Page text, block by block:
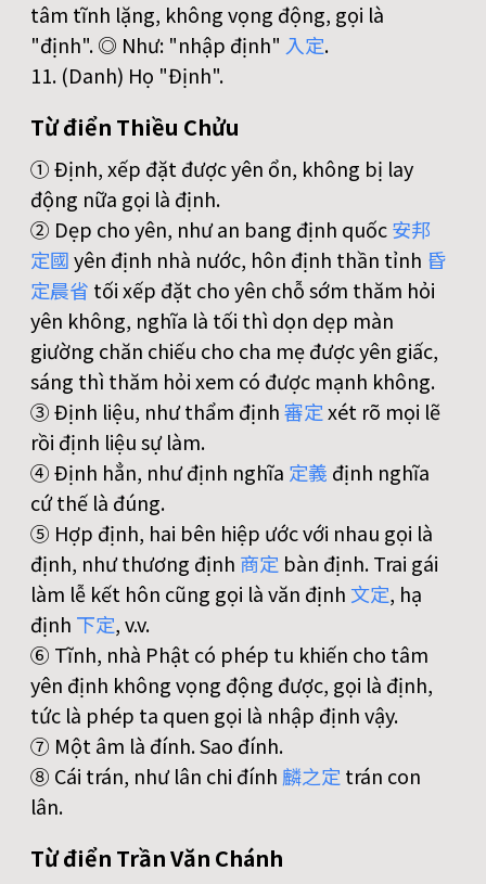
tâm tĩnh lặng, không vọng động, gọi là
"định". ◎ Như: "nhập định" 入定.
11. (Danh) Họ "Định".
Từ điển Thiều Chửu
① Ðịnh, xếp đặt được yên ổn, không bị lay
động nữa gọi là định.
② Dẹp cho yên, như an bang định quốc安邦
定國yên định nhà nước, hôn định thần tỉnh 昏
定晨省 tối xếp đặt cho yên chỗ sớm thăm hỏi
yên không, nghĩa là tối thì dọn dẹp màn
giường chăn chiếu cho cha mẹ được yên giấc,
sáng thì thăm hỏi xem có được mạnh không.
③ Ðịnh liệu, như thẩm định審定xét rõ mọi lẽ
rồi định liệu sự làm.
④ Ðịnh hẳn, như định nghĩa 定義 định nghĩa
cứ thế là đúng.
⑤ Hợp định, hai bên hiệp ước với nhau gọi là
định, như thương định 商定 bàn định. Trai gái
làm lễ kết hôn cũng gọi là văn định 文定, hạ
định 下定, v.v.
⑥ Tĩnh, nhà Phật có phép tu khiến cho tâm
yên định không vọng động được, gọi là định,
tức là phép ta quen gọi là nhập định vậy.
⑦ Một âm là đính. Sao đính.
⑧ Cái trán, như lân chi đính 麟之定 trán con
lân.
Từ điển Trần Văn Chánh